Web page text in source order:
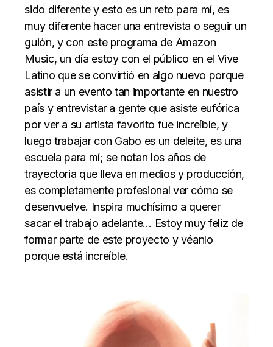
sido diferente y esto es un reto para mí, es
muy diferente hacer una entrevista o seguir un
guión, y con este programa de Amazon
Music, un día estoy con el público en el Vive
Latino que se convirtió en algo nuevo porque
asistir a un evento tan importante en nuestro
país y entrevistar a gente que asiste eufórica
por ver a su artista favorito fue increíble, y
luego trabajar con Gabo es un deleite, es una
escuela para mí; se notan los años de
trayectoria que lleva en medios y producción,
es completamente profesional ver cómo se
desenvuelve. Inspira muchísimo a querer
sacar el trabajo adelante… Estoy muy feliz de
formar parte de este proyecto y véanlo
porque está increíble.